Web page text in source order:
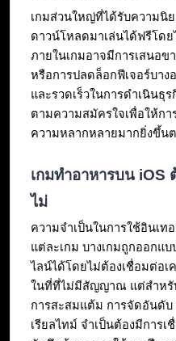
เกมส่วนใหญ่ที่ได้รับความนิ
ดาวน์โหลดมาเล่นได้ฟรีโด
ภายในเกมอาจมีการเสนอข
หรือการปลดล็อกฟีเจอร์บาง
และรวดเร็วในการดำเนินธุ
ตามความสมัครใจเพื่อให้ก
ความหลากหลายมากยิ่งขึ้น
เกมทำอาหารบน iOS
ไม่
ความจำเป็นในการใช้อินเท
แต่ละเกม บางเกมถูกออกแ
ไลน์ได้โดยไม่ต้องเชื่อมต่อเ
ในที่ที่ไม่มีสัญญาณ แต่สำหรั
การสะสมแต้ม การจัดอันดับ
เรียลไทม์ จำเป็นต้องมีการเ